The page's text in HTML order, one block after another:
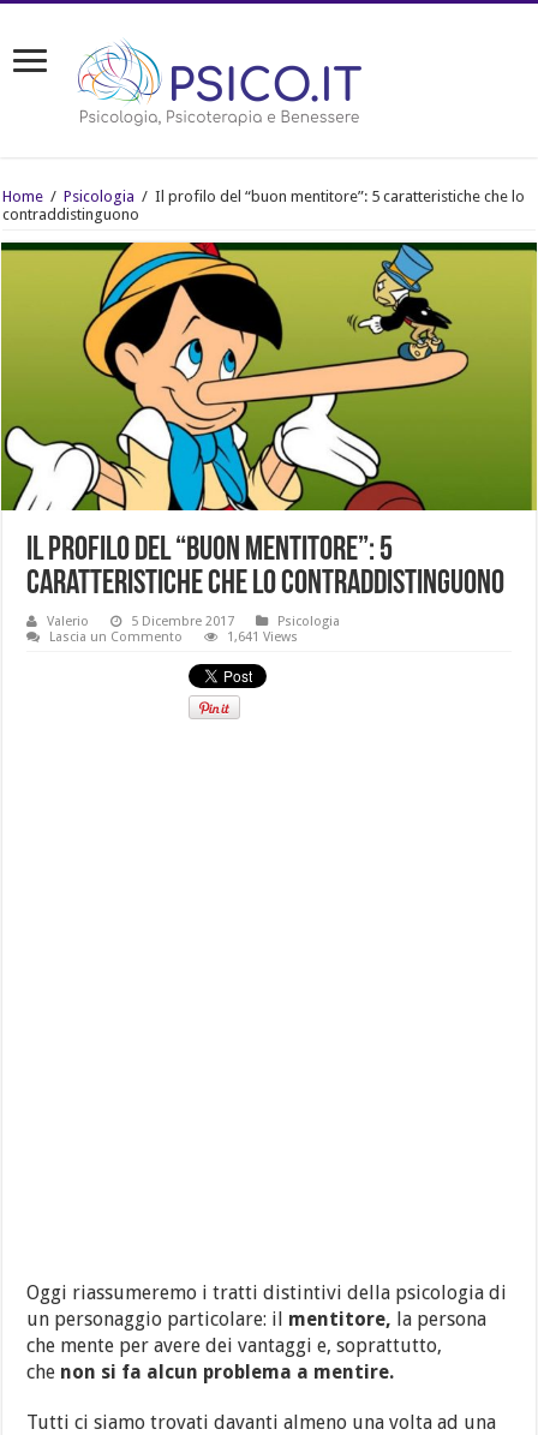
Home / Psicologia / Il profilo del “buon mentitore”: 5 caratteristiche che lo
contraddistinguono
Il profilo del “buon mentitore”: 5
caratteristiche che lo contraddistinguono
Valerio 5 Dicembre 2017
Psicologia
Lascia un Commento
1,641 Views
Oggi riassumeremo i tratti distintivi della psicologia di
un personaggio particolare: il mentitore, la persona
che mente per avere dei vantaggi e, soprattutto,
che non si fa alcun problema a mentire.
Tutti ci siamo trovati davanti almeno una volta ad una